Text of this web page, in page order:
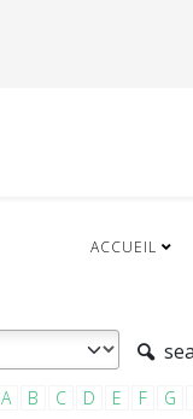
ACCUEIL
A B C D E F G